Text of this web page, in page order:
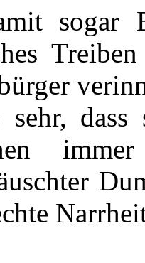
sogar
sehr,